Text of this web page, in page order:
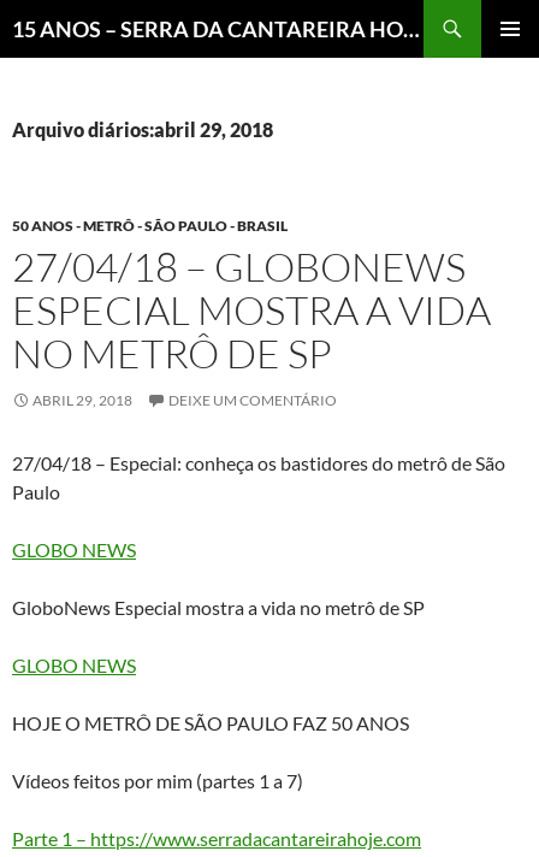
15 ANOS – SERRA DA CANTAREIRA HOJE E COTIDIANO DO BRASIL E DO MUNDO
Arquivo diários:abril 29, 2018
50 ANOS - METRÔ - SÃO PAULO - BRASIL
27/04/18 – GLOBONEWS
ESPECIAL MOSTRA A VIDA
NO METRÔ DE SP
ABRIL 29, 2018 DEIXE UM COMENTÁRIO
27/04/18 – Especial: conheça os bastidores do metrô de São
Paulo
GLOBO NEWS
GloboNews Especial mostra a vida no metrô de SP
GLOBO NEWS
HOJE O METRÔ DE SÃO PAULO FAZ 50 ANOS
Vídeos feitos por mim (partes 1 a 7)
Parte 1 – https://www.serradacantareirahoje.com